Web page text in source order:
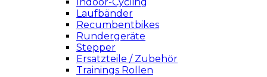
Laufbänder
Recumbentbikes
Rundergeräte
Stepper
Ersatzteile / Zubehör
Trainings Rollen